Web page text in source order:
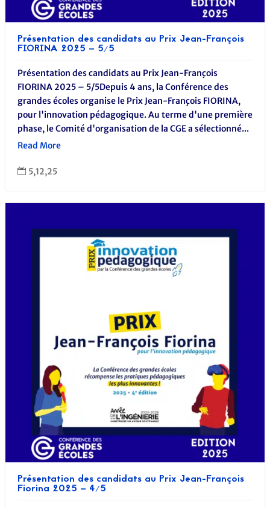
Présentation des candidats au Prix Jean-François
FIORINA 2025 – 5/5
Présentation des candidats au Prix Jean-François
FIORINA 2025 – 5/5Depuis 4 ans, la Conférence des
grandes écoles organise le Prix Jean-François FIORINA,
pour l'innovation pédagogique. Au terme d'une première
phase, le Comité d'organisation de la CGE a sélectionné...
Read More
 5,12,25
Présentation des candidats au Prix Jean-François
Fiorina 2025 – 4/5